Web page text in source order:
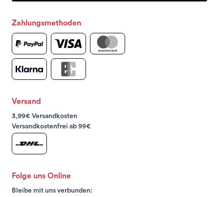
Zahlungsmethoden
Versand
3,99€ Versandkosten
Versandkostenfrei ab 99€
Folge uns Online
Bleibe mit uns verbunden: